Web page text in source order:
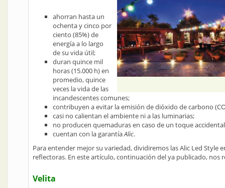
ahorran hasta un
ochenta y cinco por
ciento (85%) de
energía a lo largo
de su vida útil;
duran quince mil
horas (15.000 h) en
promedio, quince
veces la vida de las
incandescentes comunes;
contribuyen a evitar la emisión de dióxido de carbono
casi no calientan el ambiente ni a las luminarias;
no producen quemaduras en caso de un toque
cuentan con la garantíaAlic.
Para entender mejor su variedad, dividiremos las Alic Led Style
reflectoras. En este artículo, continuación del ya publicado, nos
Velita